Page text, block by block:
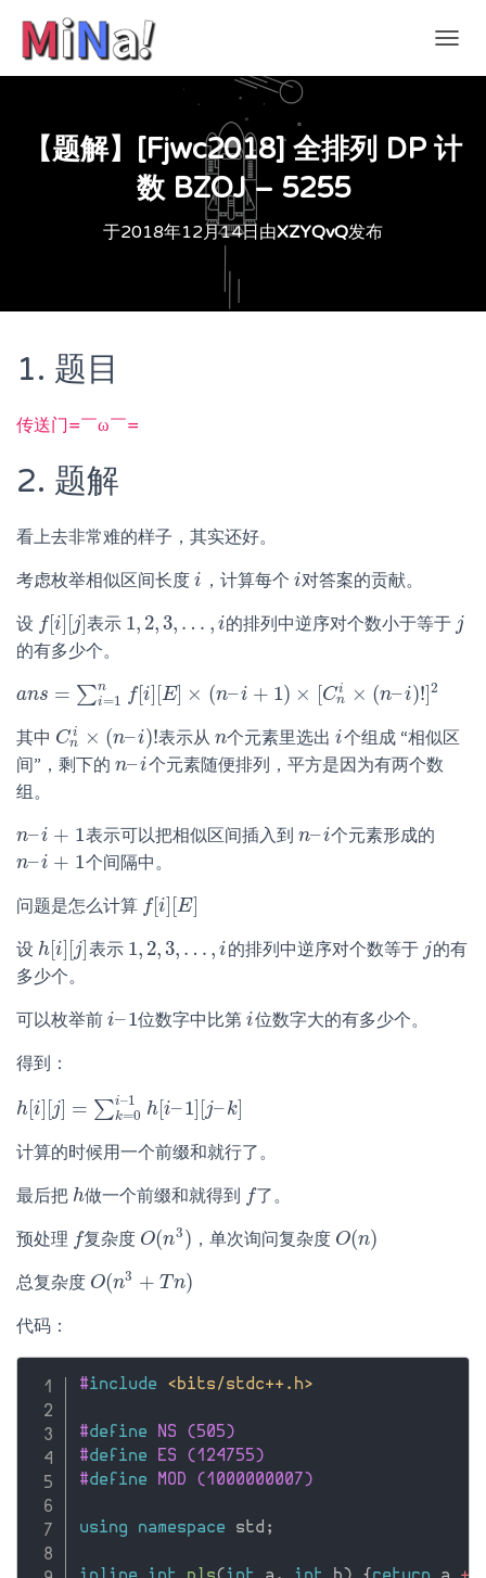
换
【题解】[Fjwc2018] 全排列 DP 计
数 BZOJ – 5255
于2018年12月14日由XZYQvQ发布
1. 题目
传送门=￣ω￣=
2. 题解
看上去非常难的样子，其实还好。
考虑枚举相似区间长度 i
i ，计算每个 i
i 对答案的贡献。
设 f[i] [j]
f[ ] ] 表示 1, 2,3, … , i
1, 2,3,… i 的排列中逆序对个数小于等于 j
j
的有多少个。
ans = ∑n
i=1 f[i] [E] × (n–i + 1) × [Ci
n × (n–i)!]2
ans=∑ =1nf[ ][E] ×(n –i+ 1)×[C ni× (n–i)
2
其中 C i
n × (n–i)!
Cn ×(n–i)! 表示从 n
n个元素里选出 i
i 个组成 “相似区
间”，剩下的 n–i
n–i 个元素随便排列，平方是因为有两个数
组。
n–i + 1
n–i+ 1 表示可以把相似区间插入到 n–i
n–i 个元素形成的
n–i + 1
n–i+ 1
个间隔中。
问题是怎么计算 f[i] [E]
f[ ] E]
设 h[i] [j]
h[ i] j] 表示 1, 2,3, … , i
1, 2,3,… i 的排列中逆序对个数等于 j
j 的有
多少个。
可以枚举前 i–1
i–1 位数字中比第i
i 位数字大的有多少个。
得到：
h[i] [j] = ∑i–1
k=0 h[i–1] [j– k]
h[ i] ] ∑k = 0i–1 h[ –1] –k]
计算的时候用一个前缀和就行了。
最后把 h
h做一个前缀和就得到 f
f 了。
预处理 f
f 复杂度 O(n3)
O(n3) ，单次询问复杂度 O(n)
O(n)
总复杂度 O(n3 + T n)
O(n3 +Tn)
代码：
#include <bits/stdc++.h>
#define NS (505)
#define ES (124755)
#define MOD (1000000007)
using namespace std ;